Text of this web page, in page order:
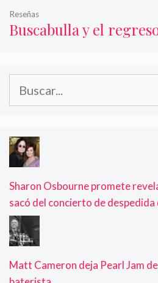
Buscabulla y el
Reseñas
Sharon Osbourne promete
sacó del concierto de despedida
Matt Cameron deja Pearl Jam